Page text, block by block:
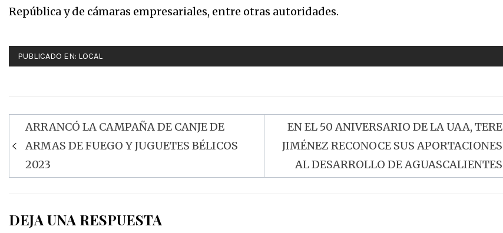
República y de cámaras empresariales, entre otras autoridades.
PUBLICADO EN: LOCAL
Navegación
de
entradas
ARRANCÓ LA CAMPAÑA DE CANJE DE
ARMAS DE FUEGO Y JUGUETES BÉLICOS
2023
EN EL 50 ANIVERSARIO DE LA UAA, TERE
JIMÉNEZ RECONOCE SUS APORTACIONES
AL DESARROLLO DE AGUASCALIENTES
DEJA UNA RESPUESTA